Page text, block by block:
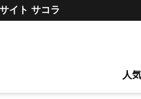
イト サコラ
人